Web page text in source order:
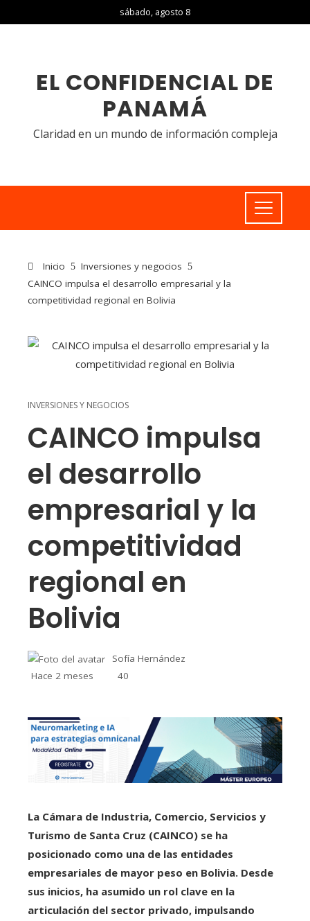
sábado, agosto 8
EL CONFIDENCIAL DE
PANAMÁ
Claridad en un mundo de información compleja
Inicio
Inversiones y negocios
CAINCO impulsa el desarrollo empresarial y la
competitividad regional en Bolivia
INVERSIONES Y NEGOCIOS
CAINCO impulsa
el desarrollo
empresarial y la
competitividad
regional en
Bolivia
Sofía Hernández
Hace 2 meses
40
La Cámara de Industria, Comercio, Servicios y
Turismo de Santa Cruz (CAINCO) se ha
posicionado como una de las entidades
empresariales de mayor peso en Bolivia. Desde
sus inicios, ha asumido un rol clave en la
articulación del sector privado, impulsando